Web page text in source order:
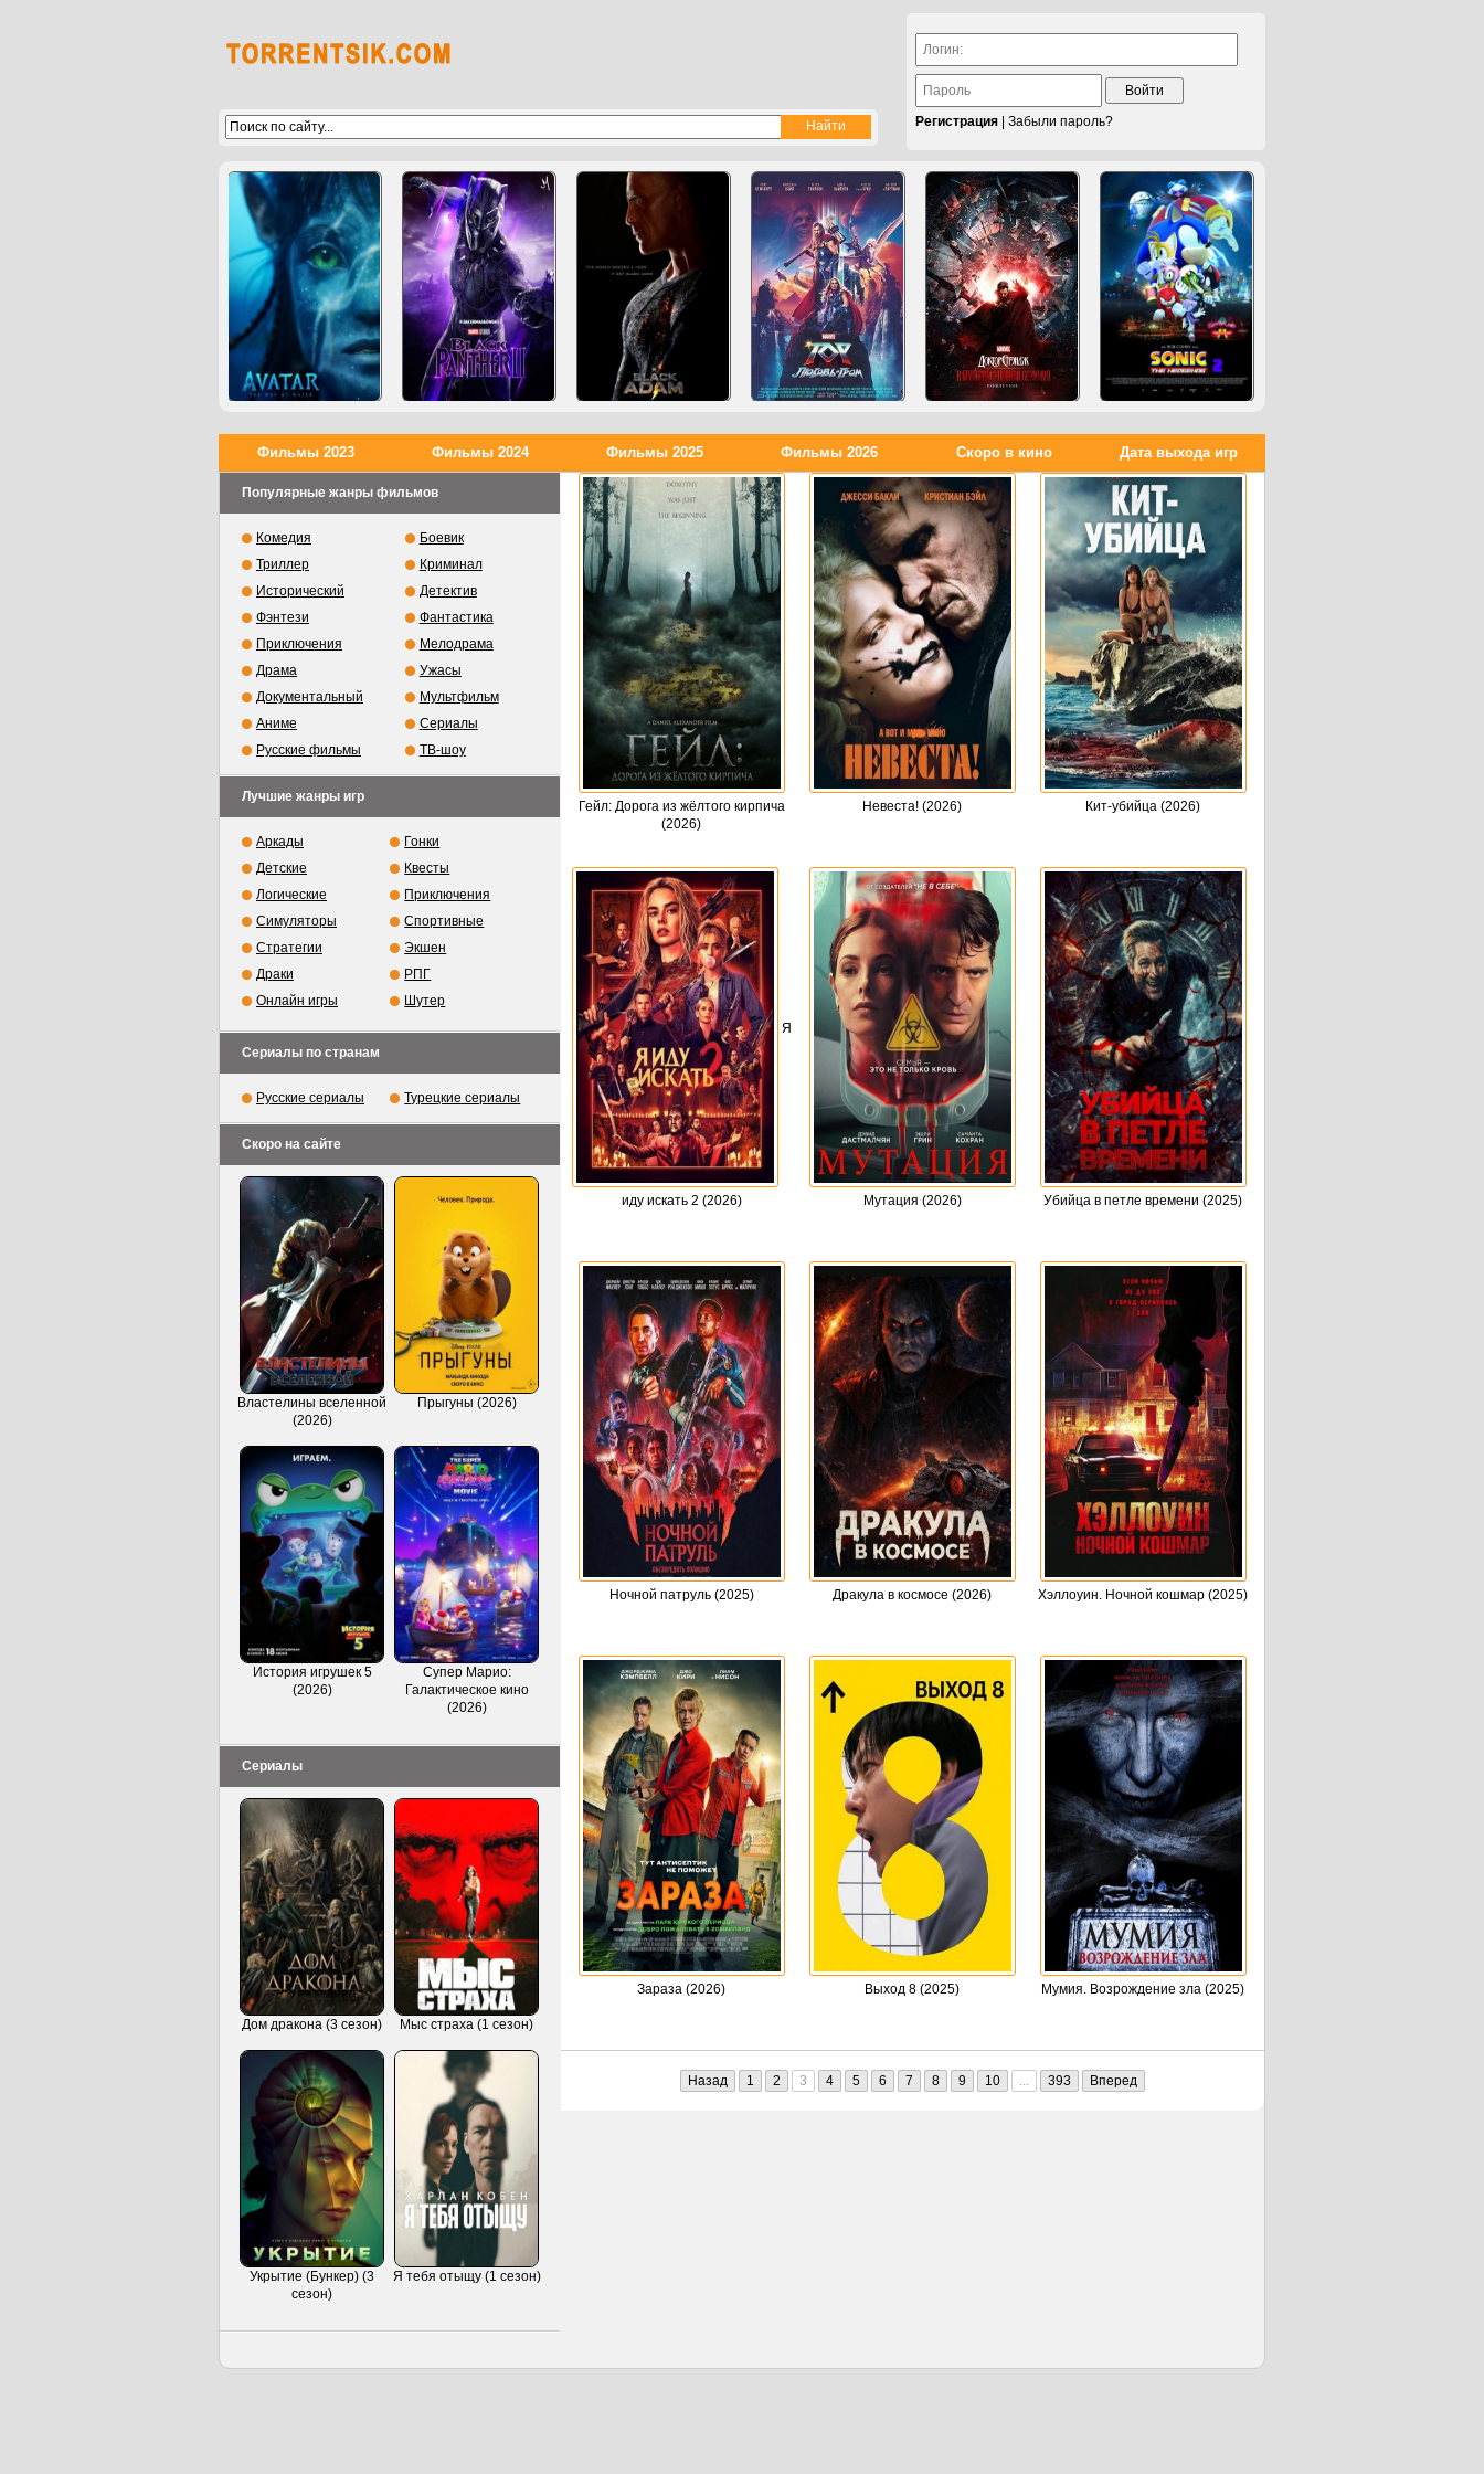
Войти
Регистрация
Забыли пароль?
Гейл: Дорога из жёлтого кирпича
(2026)
Невеста! (2026) Кит-убийца (2026)
Я
иду искать 2 (2026) Мутация (2026) Убийца в петле времени (2025)
Ночной патруль (2025) Дракула в космосе (2026) Хэллоуин. Ночной кошмар (2025)
Зараза (2026) Выход 8 (2025) Мумия. Возрождение зла (2025)
Назад 1 2 3 4 5 6 7 8 9 10 ... 393 Вперед
Фильмы 2023 Фильмы 2024 Фильмы 2025 Фильмы 2026 Скоро в кино Дата выхода игр
Популярные жанры фильмов
Комедия
Боевик
Триллер
Криминал
Исторический
Детектив
Фэнтези
Фантастика
Приключения
Мелодрама
Драма
Ужасы
Документальный
Мультфильм
Аниме
Сериалы
Русские фильмы
ТВ-шоу
Лучшие жанры игр
Аркады
Гонки
Детские
Квесты
Логические
Приключения
Симуляторы
Спортивные
Стратегии
Экшен
Драки
РПГ
Онлайн игры
Шутер
Сериалы по странам
Русские сериалы Турецкие сериалы
Скоро на сайте
Властелины вселенной
(2026)
Прыгуны (2026)
История игрушек 5
(2026)
Супер Марио:
Галактическое кино
(2026)
Сериалы
Дом дракона (3 сезон) Мыс страха (1 сезон)
Укрытие (Бункер) (3
сезон)
Я тебя отыщу (1 сезон)